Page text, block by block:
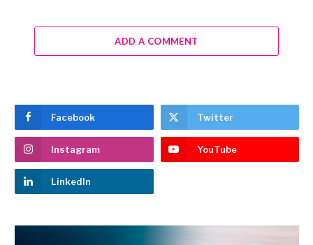
ADD A COMMENT
Facebook Twitter
Instagram YouTube
LinkedIn